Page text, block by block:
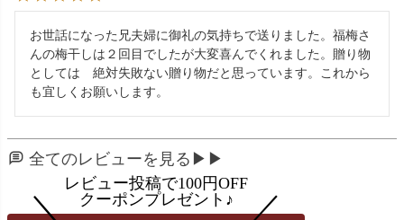
お世話になった兄夫婦に御礼の気持ちで送りました。福梅さ
んの梅干しは２回目でしたが大変喜んでくれました。贈り物
としては　絶対失敗ない贈り物だと思っています。これから
も宜しくお願いします。
全てのレビューを見る▶▶